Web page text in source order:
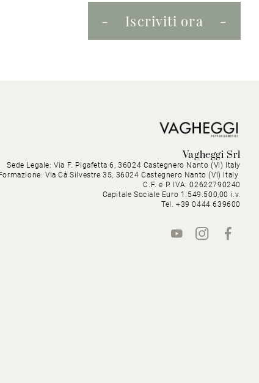
Iscriviti ora
Vagheggi Srl
Sede Legale: Via F. Pigafetta 6, 36024 Castegnero Nanto (VI) Italy
Via Cà Silvestre 35, 36024 Castegnero Nanto (VI) Italy
C.F. e P. IVA: 02622790240
Capitale Sociale Euro 1.549.500,00 i.v.
Tel. +39 0444 639600